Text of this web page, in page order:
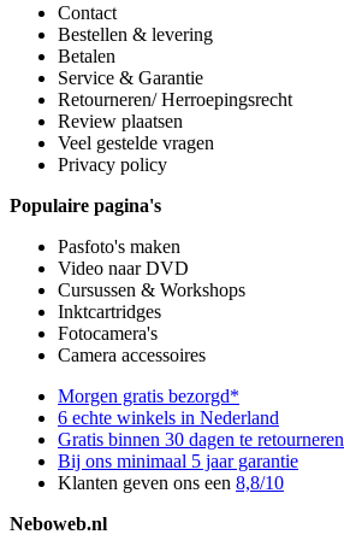
Contact
Bestellen & levering
Betalen
Service & Garantie
Retourneren/ Herroepingsrecht
Review plaatsen
Veel gestelde vragen
Privacy policy
Populaire pagina's
Pasfoto's maken
Video naar DVD
Cursussen & Workshops
Inktcartridges
Fotocamera's
Camera accessoires
Morgen gratis bezorgd*
6 echte winkels in Nederland
Gratis binnen 30 dagen te retourneren
Bij ons minimaal 5 jaar garantie
Klanten geven ons een 8,8/10
Neboweb.nl